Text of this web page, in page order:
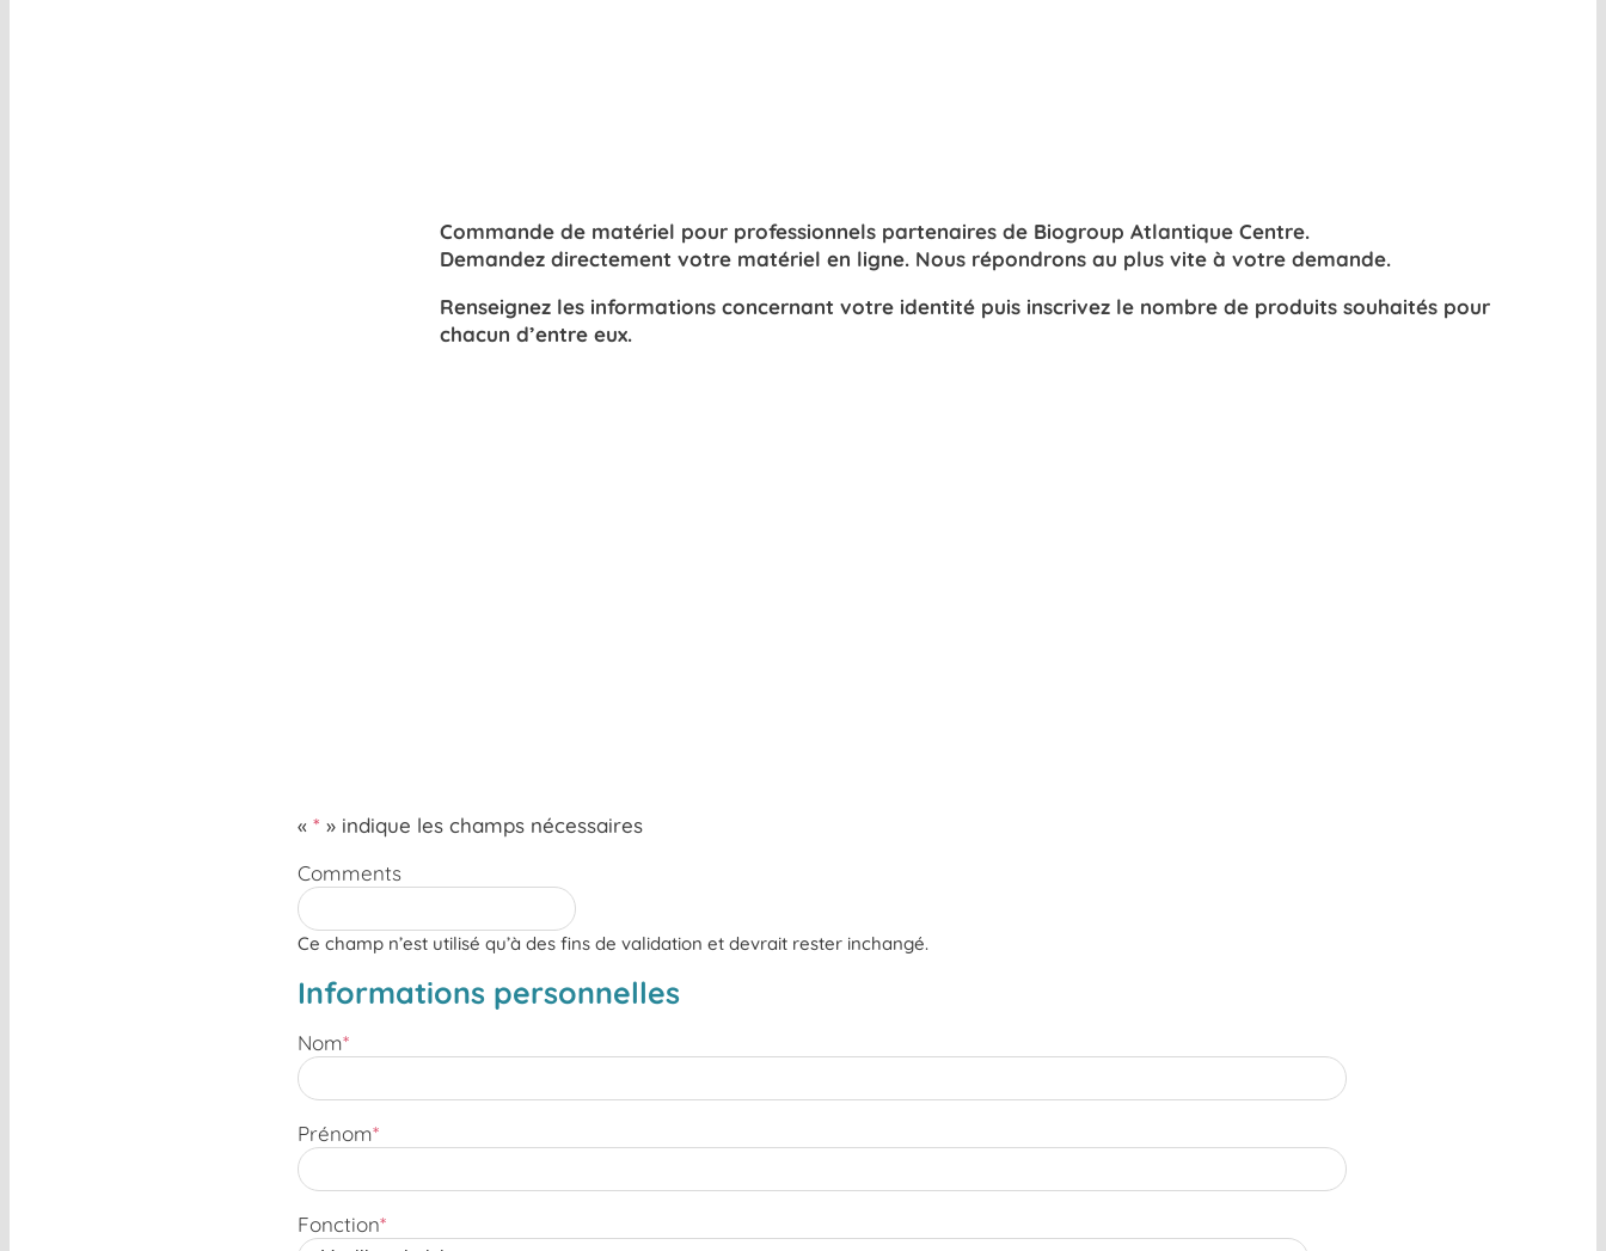
Commande de matériel pour professionnels partenaires de Biogroup Atlantique Centre.
Demandez directement votre matériel en ligne. Nous répondrons au plus vite à votre demande.
Renseignez les informations concernant votre identité puis inscrivez le nombre de produits souhaités pour
chacun d’entre eux.
«* » indique les champs nécessaires
Comments
Ce champ n’est utilisé qu’à des fins de validation et devrait rester inchangé.
Informations personnelles
Nom*
Prénom*
Fonction*